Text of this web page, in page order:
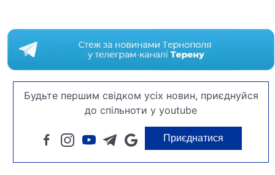
Будьте першим свідком усіх новин, приєднуйся
до спільноти у youtube
Приєднатися